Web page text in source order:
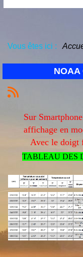
Vous êtes ici :
NOAA
Sur
affichage en
Avec le doigt
TABLEAU DES